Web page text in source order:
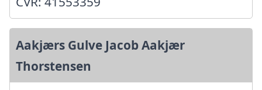
Aakjærs Gulve Jacob Aakjær
Thorstensen